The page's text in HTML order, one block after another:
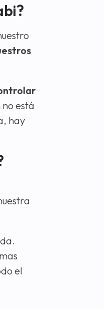
no está
hay
el